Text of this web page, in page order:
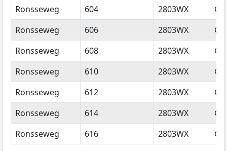
Ronsseweg
604 2803WX
Ronsseweg
606 2803WX
Ronsseweg
608 2803WX
Ronsseweg
610 2803WX
Ronsseweg
612 2803WX
Ronsseweg
614 2803WX
Ronsseweg
616 2803WX